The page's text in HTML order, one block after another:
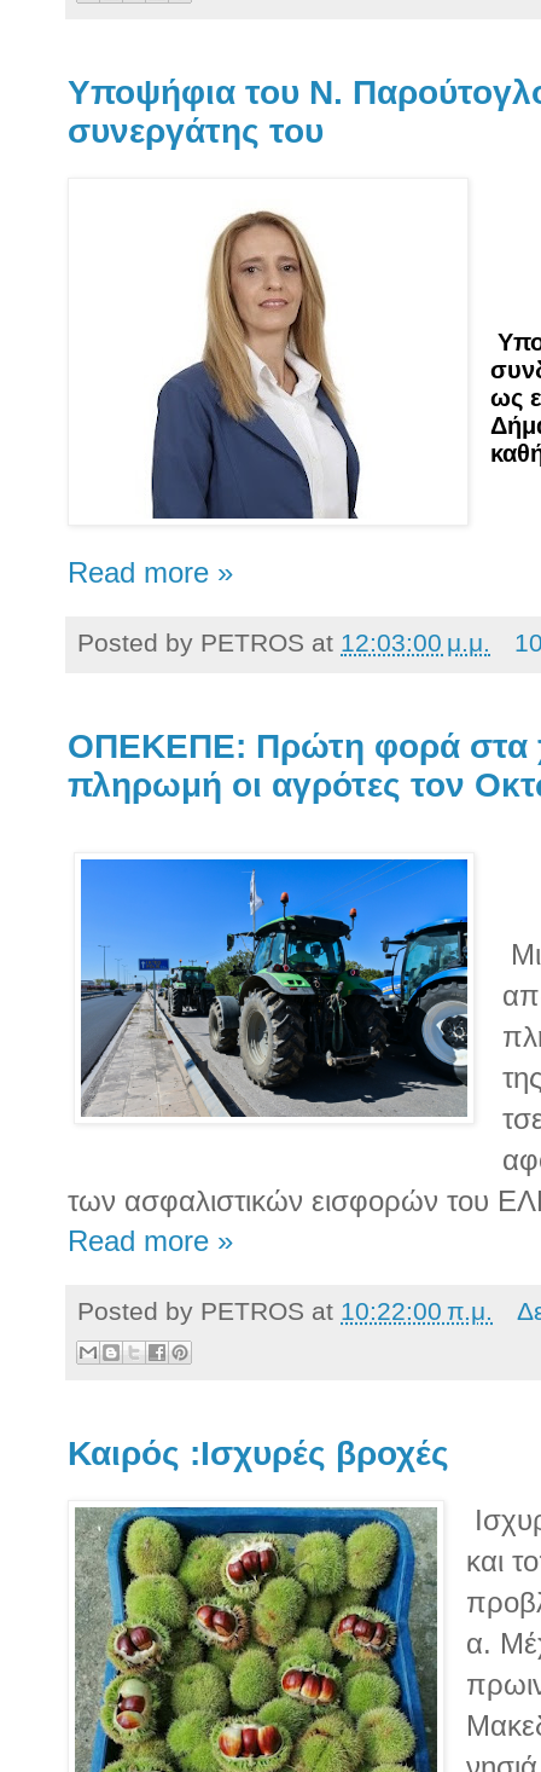
Υποψήφια του Ν.
συνεργάτης του
ως
Read more »
Posted by PETROS at 12:03:00 μ.μ.
ΟΠΕΚΕΠΕ: Πρώτη φορά στα
πληρωμή οι αγρότες τον
των ασφαλιστικών εισφορών του
Read more »
Posted by PETROS at 10:22:00 π.μ.
Καιρός :Ισχυρές βροχές
και
α.